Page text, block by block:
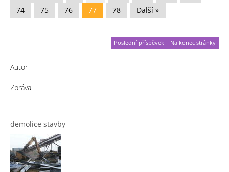
74
75 76 77 78 Další »
Na konec stránky
Poslední příspěvek
Autor
Zpráva
demolice stavby